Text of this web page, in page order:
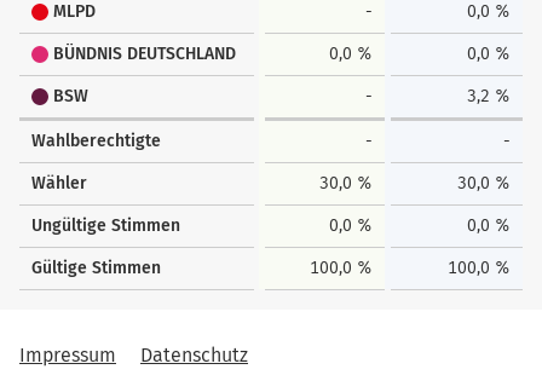
MLPD - 0,0 %
BÜNDNIS DEUTSCHLAND 0,0 % 0,0 %
BSW - 3,2 %
Wahlberechtigte - -
Wähler 30,0 % 30,0 %
Ungültige Stimmen 0,0 % 0,0 %
Gültige Stimmen 100,0 % 100,0 %
Impressum Datenschutz